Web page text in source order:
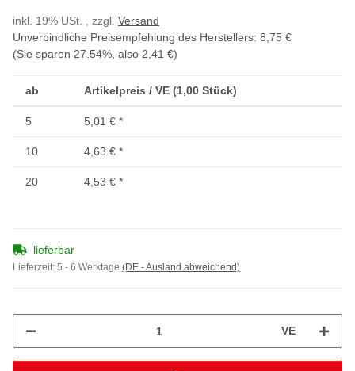
inkl. 19% USt. , zzgl. Versand
Unverbindliche Preisempfehlung des Herstellers: 8,75 €
(Sie sparen 27.54% , also 2,41 €)
ab Artikelpreis / VE (1,00 Stück)
5 5,01 € *
10 4,63 € *
20 4,53 € *
lieferbar
Lieferzeit: 5 - 6 Werktage (DE - Ausland abweichend)
VE